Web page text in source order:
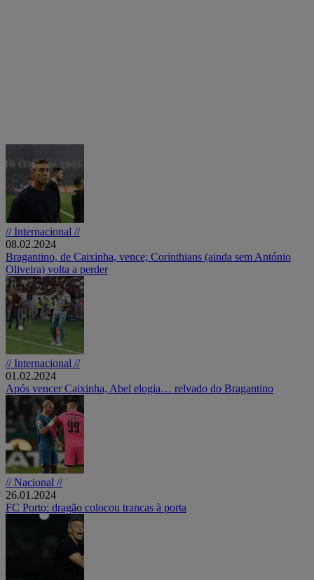
// Internacional //
08.02.2024
Bragantino, de Caixinha, vence; Corinthians (ainda sem António
Oliveira) volta a perder
// Internacional //
01.02.2024
Após vencer Caixinha, Abel elogia… relvado do Bragantino
// Nacional //
26.01.2024
FC Porto: dragão colocou trancas à porta